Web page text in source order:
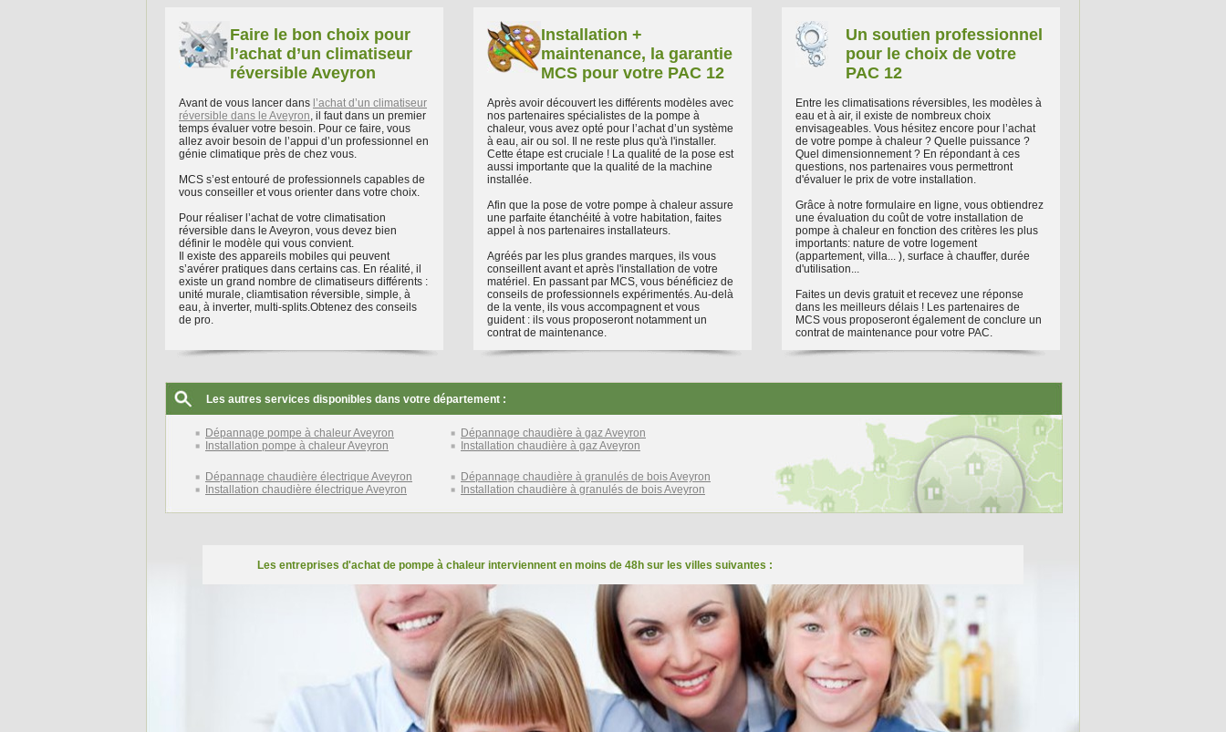
Faire le bon choix pour
l’achat d’un climatiseur
réversible Aveyron
Avant de vous lancer dans l’achat d’un climatiseur
réversible dans le Aveyron , il faut dans un premier
temps évaluer votre besoin. Pour ce faire, vous
allez avoir besoin de l’appui d’un professionnel en
génie climatique près de chez vous.
MCS s’est entouré de professionnels capables de
vous conseiller et vous orienter dans votre choix.
Pour réaliser l’achat de votre climatisation
réversible dans le Aveyron, vous devez bien
définir le modèle qui vous convient.
Il existe des appareils mobiles qui peuvent
s’avérer pratiques dans certains cas. En réalité, il
existe un grand nombre de climatiseurs différents :
unité murale, cliamtisation réversible, simple, à
eau, à inverter, multi-splits.Obtenez des conseils
de pro.
Installation +
maintenance, la garantie
MCS pour votre PAC 12
Après avoir découvert les différents modèles avec
nos partenaires spécialistes de la pompe à
chaleur, vous avez opté pour l’achat d’un système
à eau, air ou sol. Il ne reste plus qu'à l'installer.
Cette étape est cruciale ! La qualité de la pose est
aussi importante que la qualité de la machine
installée.
Afin que la pose de votre pompe à chaleur assure
une parfaite étanchéité à votre habitation, faites
appel à nos partenaires installateurs.
Agréés par les plus grandes marques, ils vous
conseillent avant et après l'installation de votre
matériel. En passant par MCS, vous bénéficiez de
conseils de professionnels expérimentés. Au-delà
de la vente, ils vous accompagnent et vous
guident : ils vous proposeront notamment un
contrat de maintenance.
Un soutien professionnel
pour le choix de votre
PAC 12
Entre les climatisations réversibles, les modèles à
eau et à air, il existe de nombreux choix
envisageables. Vous hésitez encore pour l’achat
de votre pompe à chaleur ? Quelle puissance ?
Quel dimensionnement ? En répondant à ces
questions, nos partenaires vous permettront
d'évaluer le prix de votre installation.
Grâce à notre formulaire en ligne, vous obtiendrez
une évaluation du coût de votre installation de
pompe à chaleur en fonction des critères les plus
importants: nature de votre logement
(appartement, villa... ), surface à chauffer, durée
d'utilisation...
Faites un devis gratuit et recevez une réponse
dans les meilleurs délais ! Les partenaires de
MCS vous proposeront également de conclure un
contrat de maintenance pour votre PAC.
Les autres services disponibles dans votre département :
Dépannage pompe à chaleur Aveyron
Installation pompe à chaleur Aveyron
Dépannage chaudière à gaz Aveyron
Installation chaudière à gaz Aveyron
Dépannage chaudière électrique Aveyron
Installation chaudière électrique Aveyron
Dépannage chaudière à granulés de bois Aveyron
Installation chaudière à granulés de bois Aveyron
Les entreprises d'achat de pompe à chaleur interviennent en moins de 48h sur les villes suivantes :